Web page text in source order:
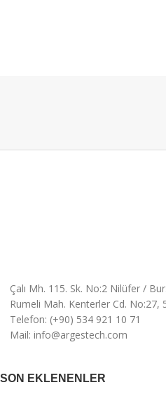
Çalı Mh. 115. Sk. No:2 Nilüfer /
Rumeli Mah. Kenterler Cd. No:27,
Telefon: (+90) 534 921 10 71
Mail: info@argestech.com
SON EKLENENLER